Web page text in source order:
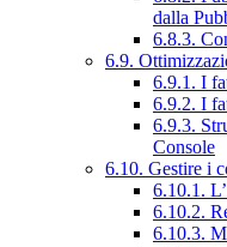
dalla
6.8.3.
6.9.
6.9.1. I
6.9.2. I
6.9.3.
Console
6.10. Gestire i
6.10.1.
6.10.2.
6.10.3.